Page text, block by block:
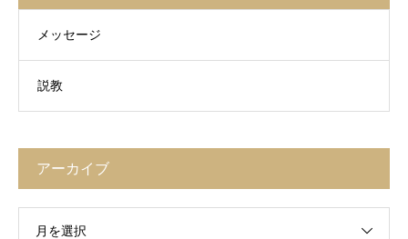
メッセージ
説教
アーカイブ
月を選択